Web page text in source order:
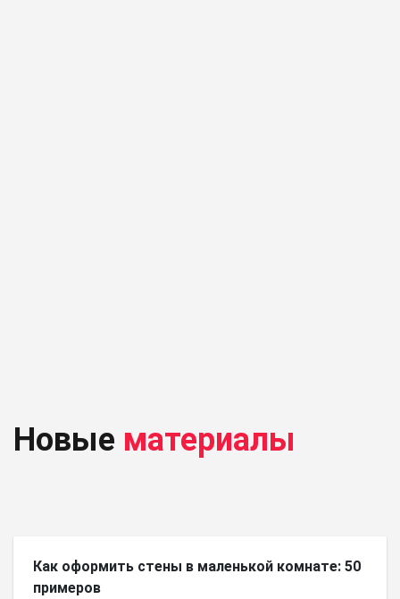
Новые материалы
Как оформить стены в маленькой комнате: 50
примеров